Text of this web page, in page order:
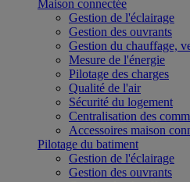
Maison connectée
Gestion de l'éclairage
Gestion des ouvrants
Gestion du chauffage,
Mesure de l'énergie
Pilotage des charges
Qualité de l'air
Sécurité du logement
Centralisation des
Accessoires maison
Pilotage du batiment
Gestion de l'éclairage
Gestion des ouvrants